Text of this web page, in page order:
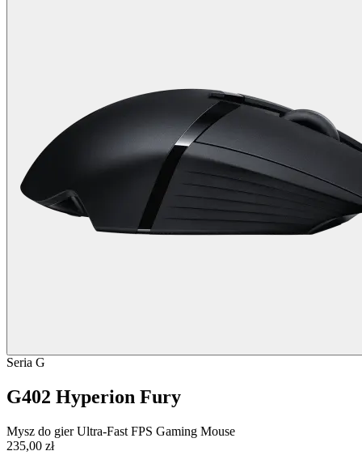
Seria G
G402 Hyperion Fury
Mysz do gier Ultra-Fast FPS Gaming Mouse
235,00 zł